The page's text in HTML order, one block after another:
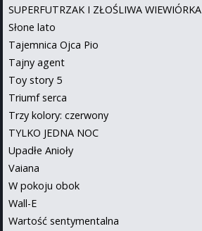
SUPERFUTRZAK I ZŁOŚLIWA WIEWIÓRKA
Słone lato
Tajemnica Ojca Pio
Tajny agent
Toy story 5
Triumf serca
Trzy kolory: czerwony
TYLKO JEDNA NOC
Upadłe Anioły
Vaiana
W pokoju obok
Wall-E
Wartość sentymentalna